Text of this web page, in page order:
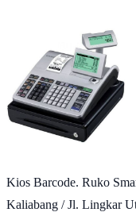
Kios Barcode. Ruko
Kaliabang / Jl. Lingkar